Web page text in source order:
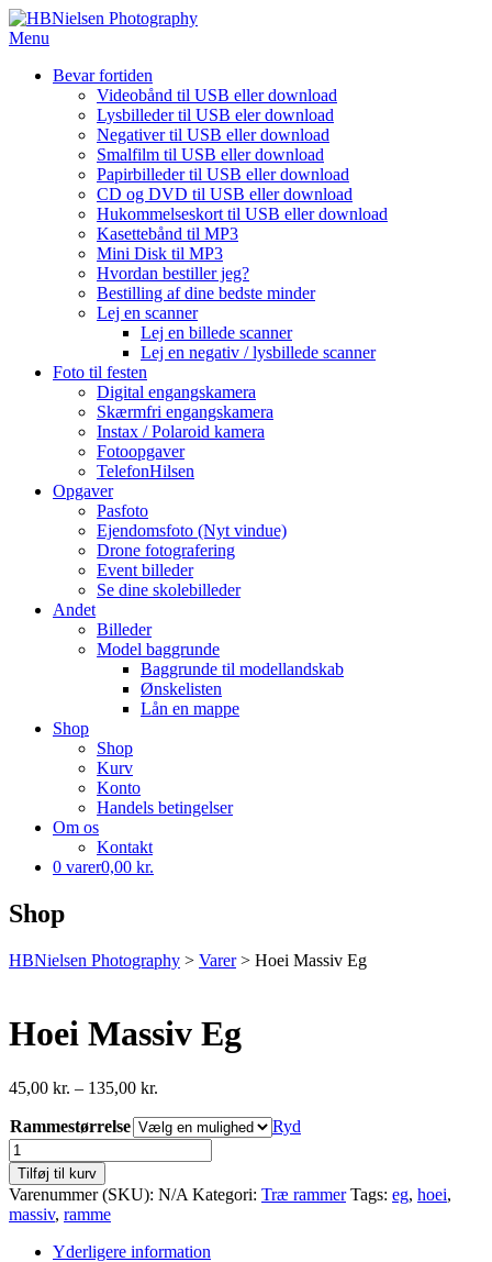
Spring
til
Menu
Bevar fortiden
Videobånd til USB eller download
Lysbilleder til USB eler download
Negativer til USB eller download
Smalfilm til USB eller download
Papirbilleder til USB eller download
CD og DVD til USB eller download
Hukommelseskort til USB eller download
Kasettebånd til MP3
Mini Disk til MP3
Hvordan bestiller jeg?
Bestilling af dine bedste minder
Lej en scanner
Lej en billede scanner
Lej en negativ / lysbillede scanner
Foto til festen
Digital engangskamera
Skærmfri engangskamera
Instax / Polaroid kamera
Fotoopgaver
TelefonHilsen
Opgaver
Pasfoto
Ejendomsfoto (Nyt vindue)
Drone fotografering
Event billeder
Se dine skolebilleder
Andet
Billeder
Model baggrunde
Baggrunde til modellandskab
Ønskelisten
Lån en mappe
Shop
Shop
Kurv
Konto
Handels betingelser
Om os
Kontakt
0 varer0,00 kr.
Shop
HBNielsen Photography > Varer> Hoei Massiv Eg
Hoei Massiv Eg
45,00 kr. – 135,00 kr.
til
135,00 kr.
Rammestørrelse
Ryd
Hoei
Massiv
Eg
antal
Tilføj til kurv
Varenummer (SKU): N/A Kategori: Træ rammer Tags: eg, hoei,
massiv, ramme
Yderligere information